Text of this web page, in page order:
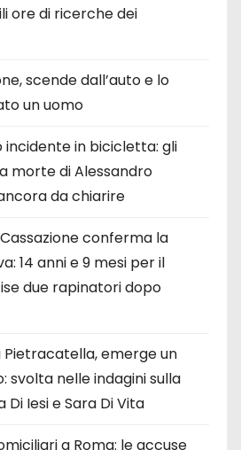
ore di ricerche dei
scende dall’auto e lo
un uomo
incidente in bicicletta: gli
morte di Alessandro
da chiarire
conferma la
14 anni e 9 mesi per il
due rapinatori dopo
emerge un
svolta nelle indagini sulla
Iesi e Sara Di Vita
a Roma: le accuse